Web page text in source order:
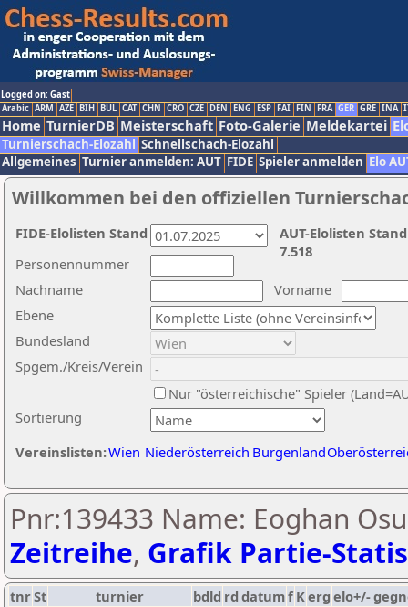
Logged on: Gast
Arabic ARM AZE BIH BUL CAT CHN CRO CZE DEN ENG ESP FAI FIN FRA GER GRE INA
Home TurnierDB Meisterschaft Foto-Galerie Meldekartei
Turnierschach-Elozahl Schnellschach-Elozahl
Allgemeines Turnier anmelden: AUT FIDE Spieler anmelden Elo
Willkommen bei den offiziellen
Nachname
Vorname
Ebene
Sortierung
Personennummer
Bundesland
Spgem./Kreis/Verein
Nur "österreichische" Spieler
Vereinslisten:Wien Niederösterreich Burgenland
AUT-Elolisten
7.518
FIDE-Elolisten Stand
Pnr:139433 Name: Eoghan
Zeitreihe, Grafik Partie-
tnrSt turnier bdld rd datumf Kerg elo+/-